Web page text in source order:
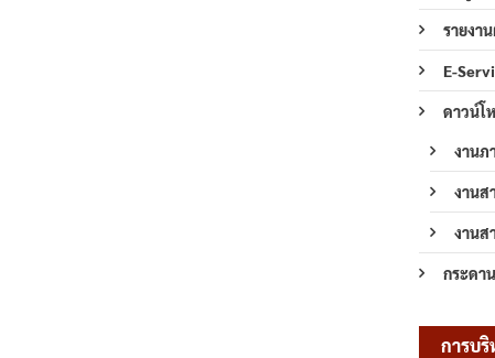
รายงา
E-
ดาวน์โ
งานภ
งานส
งานส
กระดา
การบ